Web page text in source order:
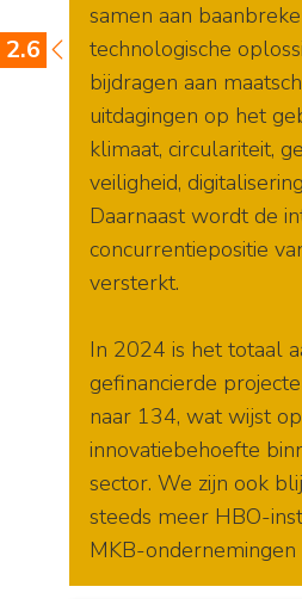
2.6
samen aan
technologische
bijdragen aan
uitdagingen op het
klimaat, circulariteit,
veiligheid,
Daarnaast wordt de
concurrentiepositie
versterkt.
In 2024 is het totaal
gefinancierde
naar 134, wat wijst
innovatiebehoefte
sector. We zijn ook
steeds meer HBO-
MKB-ondernemingen